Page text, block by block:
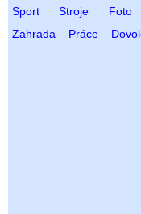
Sport
Stroje Foto
Zahrada
Práce